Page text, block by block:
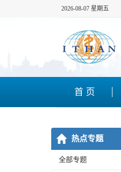
2026-08-07 星期五
首 页
热点专题
全部专题